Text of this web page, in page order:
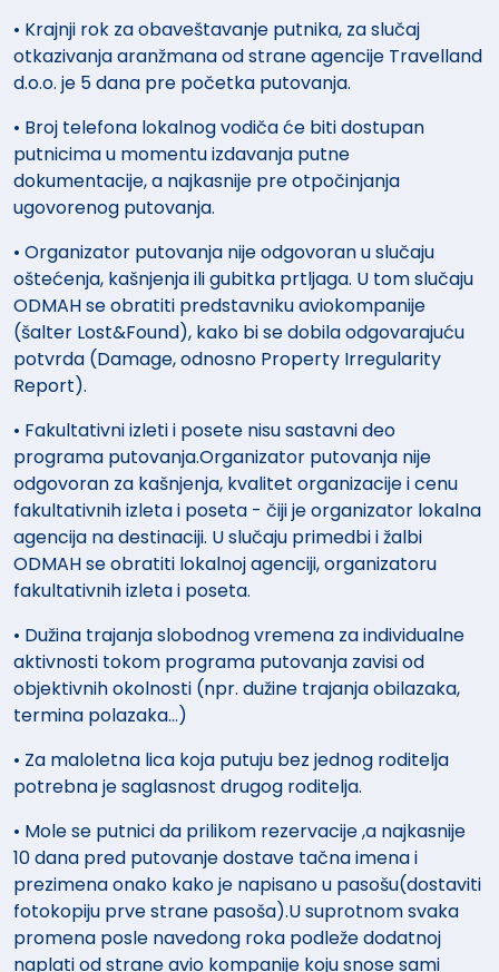
• Krajnji rok za obaveštavanje putnika, za slučaj
otkazivanja aranžmana od strane agencije Travelland
d.o.o. je 5 dana pre početka putovanja.
• Broj telefona lokalnog vodiča će biti dostupan
putnicima u momentu izdavanja putne
dokumentacije, a najkasnije pre otpočinjanja
ugovorenog putovanja.
• Organizator putovanja nije odgovoran u slučaju
oštećenja, kašnjenja ili gubitka prtljaga. U tom slučaju
ODMAH se obratiti predstavniku aviokompanije
(šalter Lost&Found), kako bi se dobila odgovarajuću
potvrda (Damage, odnosno Property Irregularity
Report).
• Fakultativni izleti i posete nisu sastavni deo
programa putovanja.Organizator putovanja nije
odgovoran za kašnjenja, kvalitet organizacije i cenu
fakultativnih izleta i poseta - čiji je organizator lokalna
agencija na destinaciji. U slučaju primedbi i žalbi
ODMAH se obratiti lokalnoj agenciji, organizatoru
fakultativnih izleta i poseta.
• Dužina trajanja slobodnog vremena za individualne
aktivnosti tokom programa putovanja zavisi od
objektivnih okolnosti (npr. dužine trajanja obilazaka,
termina polazaka…)
• Za maloletna lica koja putuju bez jednog roditelja
potrebna je saglasnost drugog roditelja.
• Mole se putnici da prilikom rezervacije ,a najkasnije
10 dana pred putovanje dostave tačna imena i
prezimena onako kako je napisano u pasošu(dostaviti
fotokopiju prve strane pasoša).U suprotnom svaka
promena posle navedong roka podleže dodatnoj
naplati od strane avio kompanije koju snose sami